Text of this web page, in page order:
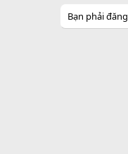
Bạn phải